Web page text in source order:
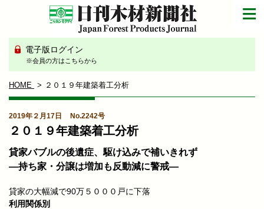
電子版ログイン
※会員の方はこちらから
HOME ２０１９年建築着工分析
2019年２月17日 No.2242号
２０１９年建築着工分析
貸家バブルの後遺症、駆け込みで補いきれず
―持ち家・分譲は増加も反動減に警戒―
貸家の大幅減で90万５０００戸に下落
利用関係別